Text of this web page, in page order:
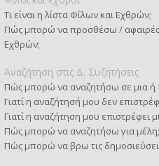
Τι είναι η λίστα Φίλων και Εχθρών;
Πώς μπορώ να προσθέσω /
Εχθρών;
Αναζήτηση στις Δ. Συζητήσεις
Πώς μπορώ να αναζητήσω σε μια ή
Γιατί η αναζήτησή μου δεν
Γιατί η αναζήτηση μου επιστρέφει
Πώς μπορώ να αναζητήσω για μέλη;
Πώς μπορώ να βρω τις